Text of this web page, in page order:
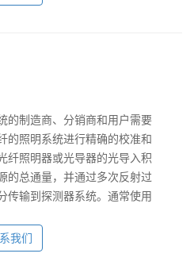
的制造商、分销商和用户需要
的照明系统进行精确的校准和
纤照明器或光导器的光导入积
的总通量，并通过多次反射过
传输到探测器系统。通常使用
我们